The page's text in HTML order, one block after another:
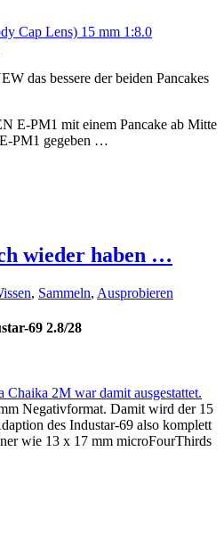
Cap Lens) 15 mm 1:8.0
das bessere der beiden Pancakes
E-PM1 mit einem Pancake ab Mitte
PM1 gegeben …
wieder haben …
, Sammeln, Ausprobieren
69 2.8/28
2M war damit ausgestattet.
Negativformat. Damit wird der 15
des Industar-69 also komplett
wie 13 x 17 mm microFourThirds